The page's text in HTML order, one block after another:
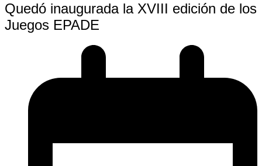
Quedó inaugurada la XVIII edición de los
Juegos EPADE